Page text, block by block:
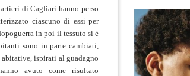
di Cagliari hanno perso
ciascuno di essi per
in poi il tessuto si è
sono in parte cambiati,
ispirati al guadagno
avuto come risultato